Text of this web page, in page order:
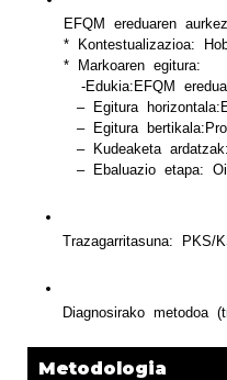
EFQM  ereduaren
*  Kontestualizazioa:
*  Markoaren  egitura:
-Edukia:EFQM
–  Egitura
–  Egitura
–  Kudeaketa
–  Ebaluazio  etapa:
Trazagarritasuna:  PKS/
Diagnosirako  metodoa
Metodologia